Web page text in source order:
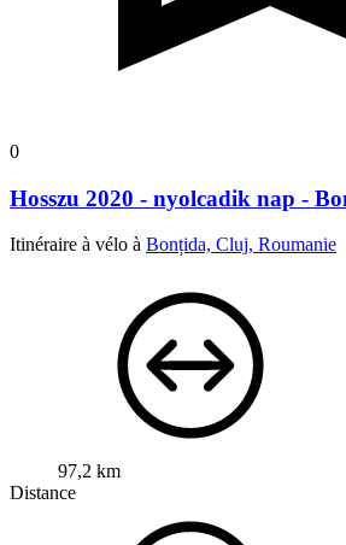
0
Hosszu 2020 - nyolcadik nap -
Itinéraire à vélo à Bonțida, Cluj, Roumanie
97,2 km
Distance